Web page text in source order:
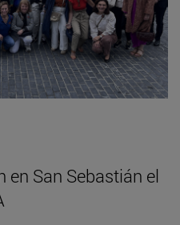
en San Sebastián el